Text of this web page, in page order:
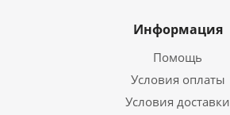
Информация
Помощь
Условия оплаты
Условия доставки